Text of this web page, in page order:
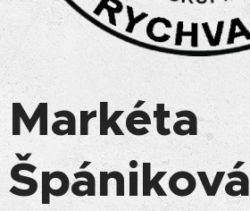
Markéta
Špániková